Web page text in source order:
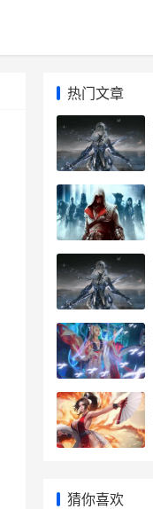
热门文章
猜你喜欢